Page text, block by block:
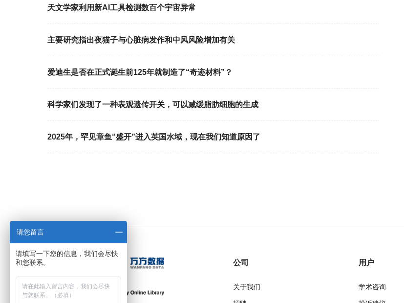
天文学家利用新AI工具检测数百个宇宙异常
主要研究指出夜猫子与心脏病发作和中风风险增加有关
爱迪生是否在正式诞生前125年就制造了“奇迹材料”？
科学家们发现了一种表观遗传开关，可以减缓脂肪细胞的生成
2025年，罕见章鱼“盛开”进入英国水域，现在我们知道原因了
公司
关于我们
用户
学术咨询
请您留言
请填写一下您的信息，我们会尽快
和您联系。